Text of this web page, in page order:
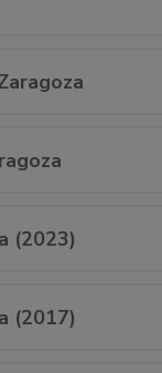
(2023)
(2017)